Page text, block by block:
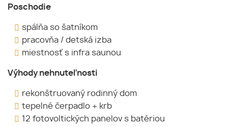
Poschodie
spálňa so šatníkom
pracovňa / detská izba
miestnosť s infra saunou
Výhody nehnuteľnosti
rekonštruovaný rodinný dom
tepelné čerpadlo + krb
12 fotovoltických panelov s batériou